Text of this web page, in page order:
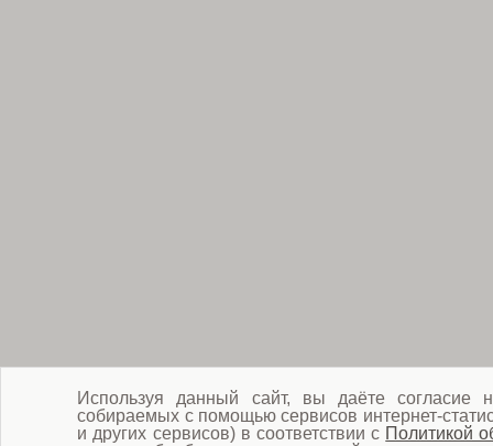
Используя данный сайт, вы даёте согласие
собираемых с помощью сервисов интернет-
и других сервисов) в соответствии с Политикой